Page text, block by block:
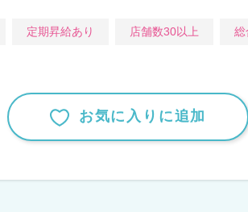
定期昇給あり 店舗数30以上 総
お気に入りに追加